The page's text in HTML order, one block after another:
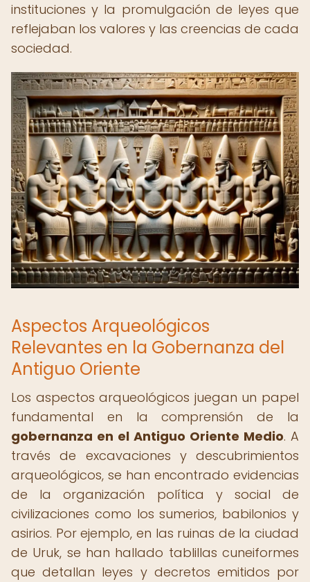
instituciones y la promulgación de leyes que
reflejaban los valores y las creencias de cada
sociedad.
Aspectos Arqueológicos
Relevantes en la Gobernanza del
Antiguo Oriente
Los aspectos arqueológicos juegan un papel
fundamental en la comprensión de la
gobernanza en el Antiguo Oriente Medio. A
través de excavaciones y descubrimientos
arqueológicos, se han encontrado evidencias
de la organización política y social de
civilizaciones como los sumerios, babilonios y
asirios. Por ejemplo, en las ruinas de la ciudad
de Uruk, se han hallado tablillas cuneiformes
que detallan leyes y decretos emitidos por